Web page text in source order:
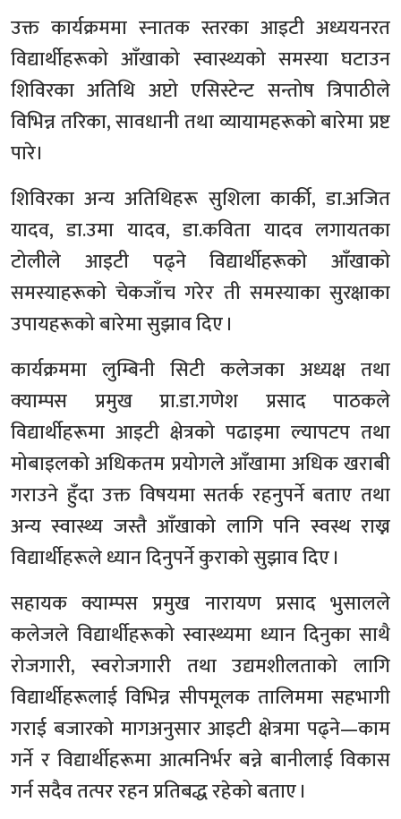
उक्त कार्यक्रममा स्नातक स्तरका आइटी अध्ययनरत
विद्यार्थीहरूको आँखाको स्वास्थ्यको समस्या घटाउन
शिविरका अतिथि अप्टो एसिस्टेन्ट सन्तोष त्रिपाठीले
विभिन्न तरिका, सावधानी तथा व्यायामहरूको बारेमा प्रष्ट
पारे।
शिविरका अन्य अतिथिहरू सुशिला कार्की, डा.अजित
यादव, डा.उमा यादव, डा.कविता यादव लगायतका
टोलीले आइटी पढ्ने विद्यार्थीहरूको आँखाको
समस्याहरूको चेकजाँच गरेर ती समस्याका सुरक्षाका
उपायहरूको बारेमा सुझाव दिए ।
कार्यक्रममा लुम्बिनी सिटी कलेजका अध्यक्ष तथा
क्याम्पस प्रमुख प्रा.डा.गणेश प्रसाद पाठकले
विद्यार्थीहरूमा आइटी क्षेत्रको पढाइमा ल्यापटप तथा
मोबाइलको अधिकतम प्रयोगले आँखामा अधिक खराबी
गराउने हुँदा उक्त विषयमा सतर्क रहनुपर्ने बताए तथा
अन्य स्वास्थ्य जस्तै आँखाको लागि पनि स्वस्थ राख्न
विद्यार्थीहरूले ध्यान दिनुपर्ने कुराको सुझाव दिए ।
सहायक क्याम्पस प्रमुख नारायण प्रसाद भुसालले
कलेजले विद्यार्थीहरूको स्वास्थ्यमा ध्यान दिनुका साथै
रोजगारी, स्वरोजगारी तथा उद्यमशीलताको लागि
विद्यार्थीहरूलाई विभिन्न सीपमूलक तालिममा सहभागी
गराई बजारको मागअनुसार आइटी क्षेत्रमा पढ्ने—काम
गर्ने र विद्यार्थीहरूमा आत्मनिर्भर बन्ने बानीलाई विकास
गर्न सदैव तत्पर रहन प्रतिबद्ध रहेको बताए ।